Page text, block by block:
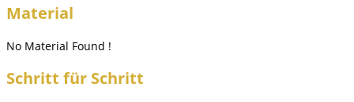
Material
No Material Found !
Schritt für Schritt